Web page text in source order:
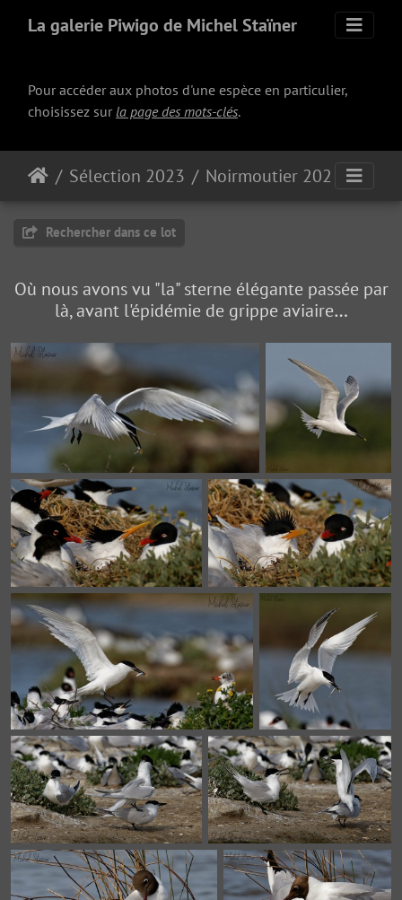
La galerie Piwigo de Michel Staïner
Pour accéder aux photos d'une espèce en particulier,
choisissez surla page des mots-clés.
Sélection 2023 Noirmoutier 2023
Rechercher dans ce lot
Où nous avons vu "la" sterne élégante passée par
là, avant l'épidémie de grippe aviaire…